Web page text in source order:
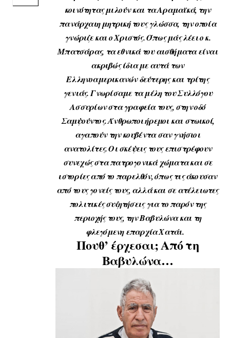
κοινότητας μιλούν και τα Αραμαϊκά, την
πανάρχαιη μητρική τους γλώσσα, την οποία
γνώριζε και ο Χριστός. Όπως μάς λέει ο κ.
Μπατσάρας, τα εθνικά του αισθήματα είναι
ακριβώς ίδια με αυτά των
Ελληνοαμερικανών δεύτερης και τρίτης
γενιάς. Γνωρίσαμε τα μέλη του Συλλόγου
Ασσυρίων στα γραφεία τους, στην οδό
Σαμψούντος. Άνθρωποι ήρεμοι και στωικοί,
αγαπούν την κουβέντα σαν γνήσιοι
ανατολίτες. Οι σκέψεις τους επιστρέφουν
συνεχώς στα πατρογονικά χώματα και σε
ιστορίες από το παρελθόν, όπως τις άκουσαν
από τους γονείς τους, αλλά και σε ατέλειωτες
πολιτικές συζητήσεις για το παρόν της
περιοχής τους, την Βαβυλώνα και τη
φλεγόμενη επαρχία Χατάι.
Πουθ’ έρχεσαι; Από τη
Βαβυλώνα…